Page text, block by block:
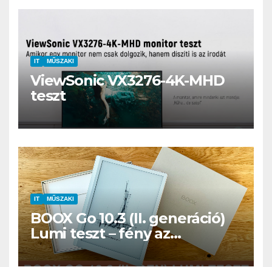
IT MŰSZAKI
ViewSonic VX3276-4K-MHD
teszt
IT MŰSZAKI
BOOX Go 10.3 (II. generáció)
Lumi teszt – fény az
éjszakában, fél könyvtár a